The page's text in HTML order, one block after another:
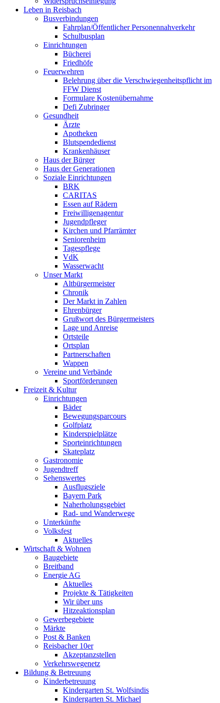
Leben in Reisbach
Busverbindungen
Fahrplan/Öffentlicher Personennahverkehr
Schulbusplan
Einrichtungen
Bücherei
Friedhöfe
Feuerwehren
Belehrung über die Verschwiegenheitspflicht im
FFW Dienst
Formulare Kostenübernahme
Defi Zubringer
Gesundheit
Ärzte
Apotheken
Blutspendedienst
Krankenhäuser
Haus der Bürger
Haus der Generationen
Soziale Einrichtungen
BRK
CARITAS
Essen auf Rädern
Freiwilligenagentur
Jugendpfleger
Kirchen und Pfarrämter
Seniorenheim
Tagespflege
VdK
Wasserwacht
Unser Markt
Altbürgermeister
Chronik
Der Markt in Zahlen
Ehrenbürger
Grußwort des Bürgermeisters
Lage und Anreise
Ortsteile
Ortsplan
Partnerschaften
Wappen
Vereine und Verbände
Sportförderungen
Freizeit & Kultur
Einrichtungen
Bäder
Bewegungsparcours
Golfplatz
Kinderspielplätze
Sporteinrichtungen
Skateplatz
Gastronomie
Jugendtreff
Sehenswertes
Ausflugsziele
Bayern Park
Naherholungsgebiet
Rad- und Wanderwege
Unterkünfte
Volksfest
Aktuelles
Wirtschaft & Wohnen
Baugebiete
Breitband
Energie AG
Aktuelles
Projekte & Tätigkeiten
Wir über uns
Hitzeaktionsplan
Gewerbegebiete
Märkte
Post & Banken
Reisbacher 10er
Akzeptanzstellen
Verkehrswegenetz
Bildung & Betreuung
Kinderbetreuung
Kindergarten St. Wolfsindis
Kindergarten St. Michael